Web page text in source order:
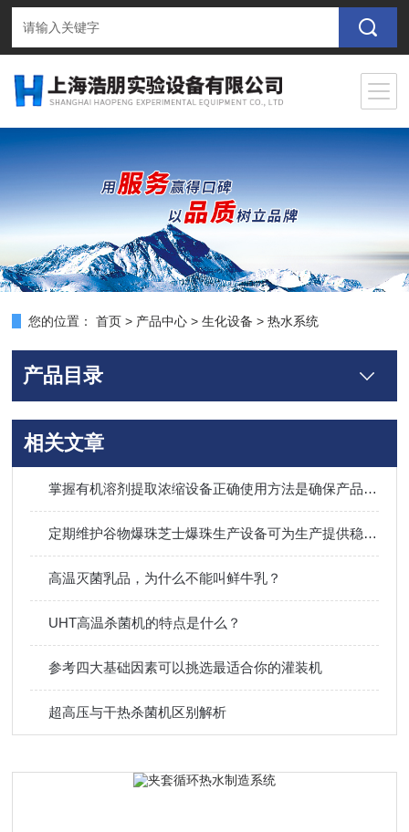
您的位置： 首页 > 产品中心 >生化设备 >热水系统
产品目录
相关文章
掌握有机溶剂提取浓缩设备正确使用方法是确保产品质量的关键
定期维护谷物爆珠芝士爆珠生产设备可为生产提供稳定的保障
高温灭菌乳品，为什么不能叫鲜牛乳？
UHT高温杀菌机的特点是什么？
参考四大基础因素可以挑选最适合你的灌装机
超高压与干热杀菌机区别解析